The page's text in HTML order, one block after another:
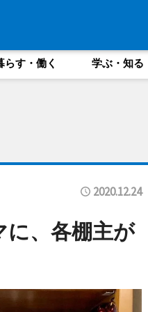
らす・働く 学ぶ・知る
2020.12.24
に、各棚主が